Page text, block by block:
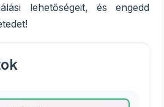
lehetőségeit, és engedd